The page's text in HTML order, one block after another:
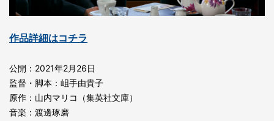
作品詳細はコチラ
公開：2021年2月26日
監督・脚本：岨手由貴子
原作：山内マリコ（集英社文庫）
音楽：渡邊琢磨